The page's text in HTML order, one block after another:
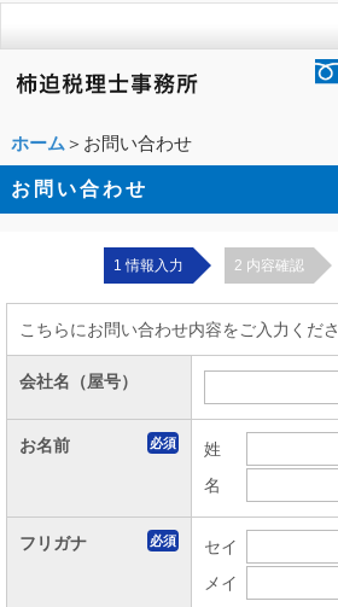
ホーム＞お問い合わせ
お問い合わせ